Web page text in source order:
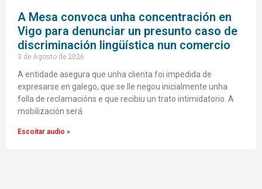
A Mesa convoca unha concentración en
Vigo para denunciar un presunto caso de
discriminación lingüística nun comercio
3 de Agosto de 2026
A entidade asegura que unha clienta foi impedida de
expresarse en galego, que se lle negou inicialmente unha
folla de reclamacións e que recibiu un trato intimidatorio. A
mobilización será
Escoitar audio »